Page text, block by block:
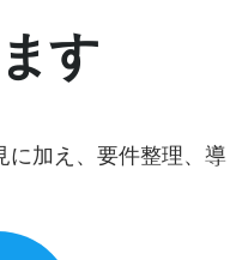
す
に加え、要件整理、導